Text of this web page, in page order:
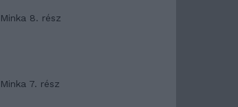
Minka 8. rész
Minka 7. rész